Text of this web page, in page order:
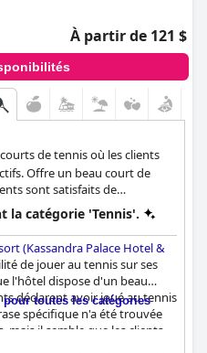
À partir de 121 $
de tennis où les clients
Offre un beau court de
sont satisfaits de
l'hôtel.
la catégorie 'Tennis'.
(Kassandra Palace Hotel &
de jouer au tennis sur ses
l'hôtel dispose d'un beau
déclarent avoir joué au tennis
spécifique n'a été trouvée
mais il semble que les clients
possibilité de jouer au tennis
toutes les catégories